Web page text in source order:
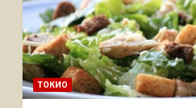
ТОКИО